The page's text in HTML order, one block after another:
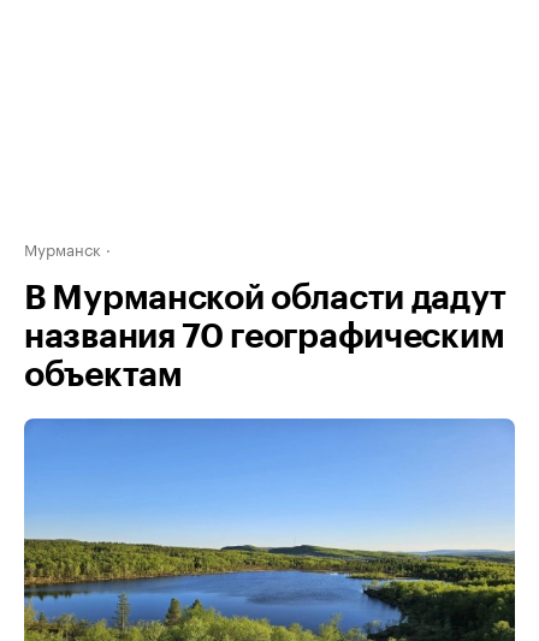
Мурманск
В Мурманской области дадут
названия 70 географическим
объектам